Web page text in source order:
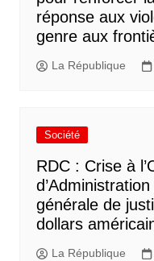
réponse aux
genre aux
La République
Société
RDC : Crise à
générale de
dollars
La République